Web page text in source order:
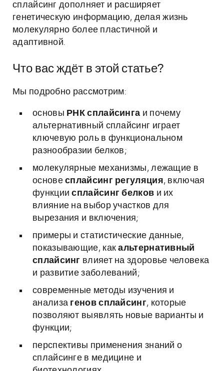
сплайсинг дополняет и расширяет
генетическую информацию, делая жизнь
молекулярно более пластичной и
адаптивной.
Что вас ждёт в этой статье?
Мы подробно рассмотрим:
основы РНК сплайсинга и почему
альтернативный сплайсинг играет
ключевую роль в функциональном
разнообразии белков;
молекулярные механизмы, лежащие в
основесплайсинг регуляция, включая
функциисплайсинг белков и их
влияние на выбор участков для
вырезания и включения;
примеры и статистические данные,
показывающие, какальтернативный
сплайсинг влияет на здоровье человека
и развитие заболеваний;
современные методы изучения и
анализа генов сплайсинг, которые
позволяют выявлять новые варианты и
функции;
перспективы применения знаний о
сплайсинге в медицине и